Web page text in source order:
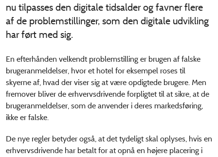
nu tilpasses den digitale tidsalder og favner flere
af de problemstillinger, som den digitale udvikling
har ført med sig.
En efterhånden velkendt problemstilling er brugen af falske
brugeranmeldelser, hvor et hotel for eksempel roses til
skyerne af, hvad der viser sig at være opdigtede brugere. Men
fremover bliver de erhvervsdrivende forpligtet til at sikre, at de
brugeranmeldelser, som de anvender i deres markedsføring,
ikke er falske.
De nye regler betyder også, at det tydeligt skal oplyses, hvis en
erhvervsdrivende har betalt for at opnå en højere placering i